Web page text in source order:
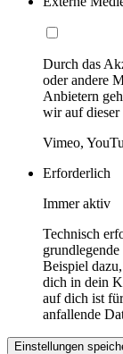
Durch das
oder andere
Anbietern
wir auf dieser
Vimeo,
Erforderlich
Immer aktiv
Technisch
Beispiel
dich in dein
auf dich ist
anfallende
Einstellungen